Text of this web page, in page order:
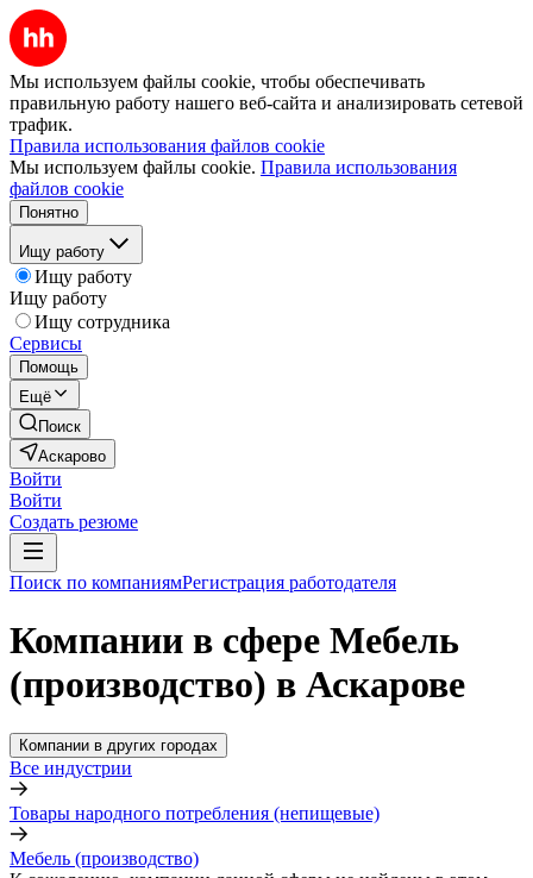
Мы используем файлы cookie, чтобы обеспечивать
правильную работу нашего веб-сайта и анализировать сетевой
трафик.
Правила использования файлов cookie
Мы используем файлы cookie. Правила использования
файлов cookie
Понятно
Ищу работу
Ищу работу
Ищу работу
Ищу сотрудника
Сервисы
Помощь
Ещё
Поиск
Аскарово
Войти
Войти
Создать резюме
Поиск по компаниямРегистрация работодателя
Компании в сфере Мебель
(производство) в Аскарове
Компании в других городах
Все индустрии
Товары народного потребления (непищевые)
Мебель (производство)